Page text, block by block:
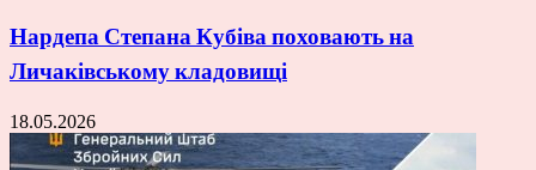
Нардепа Степана Кубіва поховають на
Личаківському кладовищі
18.05.2026